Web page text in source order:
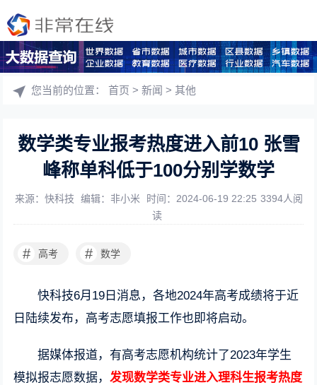
您当前的位置：首页 >新闻 >其他
数学类专业报考热度进入前10 张雪
峰称单科低于100分别学数学
来源：快科技 编辑：非小米 时间：2024-06-19 22:25 3394人阅
读
# 高考 # 数学
快科技6月19日消息，各地2024年高考成绩将于近
日陆续发布，高考志愿填报工作也即将启动。
据媒体报道，有高考志愿机构统计了2023年学生
模拟报志愿数据，发现数学类专业进入理科生报考热度